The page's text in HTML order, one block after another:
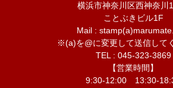
横浜市神奈川区西神奈川
ことぶきビル1F
Mail :
※(a)を@に変更して送信して
TEL : 045-323-3869
【営業時間】
9:30-12:00 13:30-